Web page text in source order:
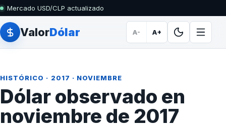
Mercado USD/CLP actualizado
ValorDólar A- A+
HISTÓRICO · 2017 · NOVIEMBRE
Dólar observado en
noviembre de 2017